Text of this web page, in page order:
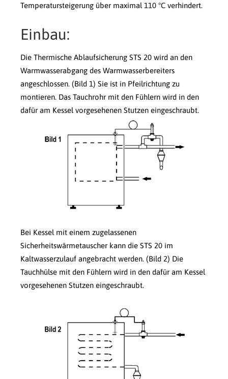
Temperatursteigerung über maximal 110 °C verhindert.
Einbau:
Die Thermische Ablaufsicherung STS 20 wird an den
Warmwasserabgang des Warmwasserbereiters
angeschlossen. (Bild 1) Sie ist in Pfeilrichtung zu
montieren. Das Tauchrohr mit den Fühlern wird in den
dafür am Kessel vorgesehenen Stutzen eingeschraubt.
Bei Kessel mit einem zugelassenen
Sicherheitswärmetauscher kann die STS 20 im
Kaltwasserzulauf angebracht werden. (Bild 2) Die
Tauchhülse mit den Fühlern wird in den dafür am Kessel
vorgesehenen Stutzen eingeschraubt.